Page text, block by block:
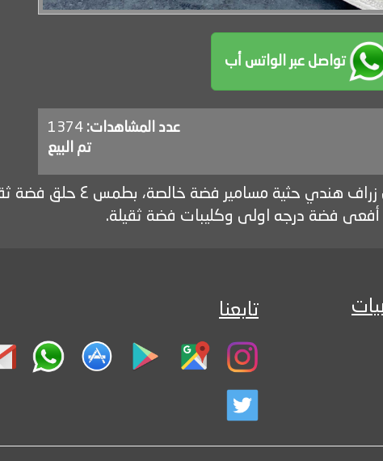
تواصل عبر الواتس أب
عدد المشاهدات:1374
تم البيع
خنجر عماني مميز بجلد أفعى طبيعي،
أفعى فضة درجه اولى وكليبات فضة ثقيلة.
تابعنا